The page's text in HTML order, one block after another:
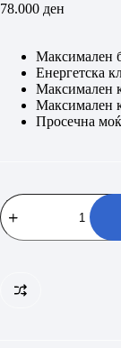
78.000 ден
Максимален
Енергетска
Максимален
Максимален
Просечна
VIVAX
ACP-
27COFM79AERI